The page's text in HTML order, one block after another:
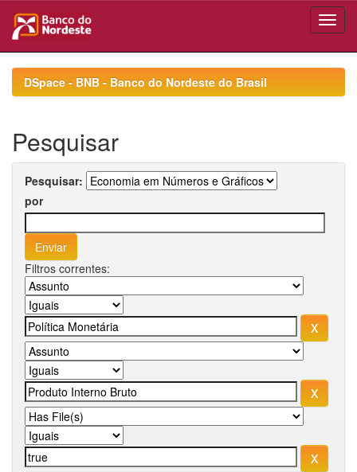
navigationDSpace - BNB - Banco do Nordeste do Brasil
Pesquisar
Pesquisar:
por
Filtros correntes: